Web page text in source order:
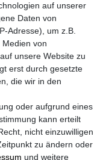
auf unserer
Daten von
Adresse), um z.B.
von
unsere Website zu
erst durch gesetzte
die wir in den
oder aufgrund eines
kann erteilt
nicht einzuwilligen
zu ändern oder
und weitere